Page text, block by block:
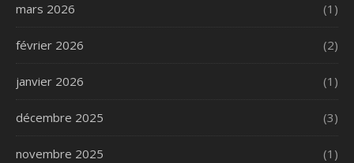
mars 2026 (1)
février 2026 (2)
janvier 2026 (1)
décembre 2025 (3)
novembre 2025 (1)